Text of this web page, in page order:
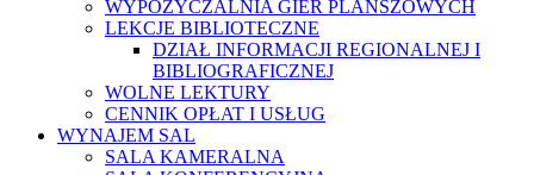
WYPOŻYCZALNIA GIER PLANSZOWYCH
LEKCJE BIBLIOTECZNE
DZIAŁ INFORMACJI REGIONALNEJ I
BIBLIOGRAFICZNEJ
WOLNE LEKTURY
CENNIK OPŁAT I USŁUG
WYNAJEM SAL
SALA KAMERALNA